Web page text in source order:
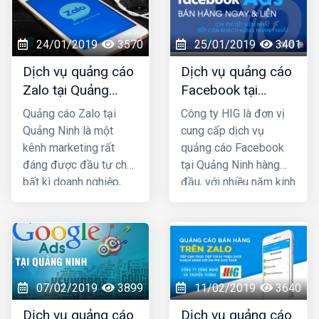
trong lĩnh vực SEO top
Google và đã mang lại
thành công cho rất
nhiều khách hàng trên
khắp Việt Nam.
24/01/2019 3570
Dịch vụ quảng cáo
Zalo tại Quảng
Ninh uy tín và giá
rẻ nhất
Quảng cáo Zalo tại
Quảng Ninh là một
kênh marketing rất
đáng được đầu tư cho
bất kì doanh nghiệp,
dành cho giới trẻ. Bởi lẽ
100% người dùng Zalo
đều là người thật cùng
với hơn 80+ triệu người
dùng thường xuyên, vì
25/01/2019 3401
Dịch vụ quảng cáo
Facebook tại
Quảng Ninh giá rẻ,
uy tín nhất
Công ty HIG là đơn vị
cung cấp dịch vụ
quảng cáo Facebook
tại Quảng Ninh hàng
đầu, với nhiều năm kinh
khách hàng lớn nhỏ ở
Quảng Ninh và toàn
quốc Việt Nam, chúng
tôi chắc chắn sẽ giúp
quý khách phát triển
07/02/2019 3899
Dịch vụ quảng cáo
11/02/2019 3640
Dịch vụ quảng cáo